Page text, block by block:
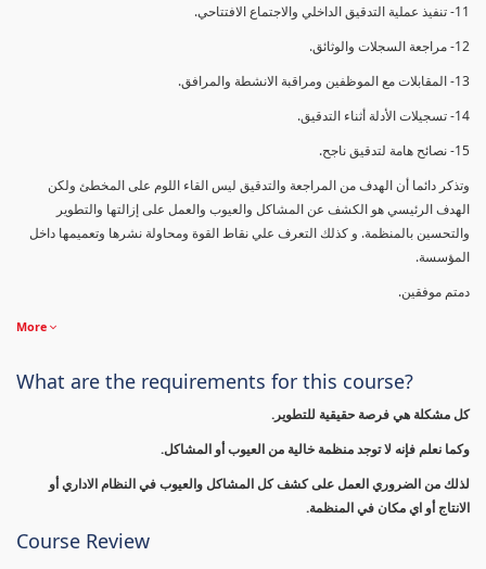
11- تنفيذ عملية التدقيق الداخلي والاجتماع الافتتاحي.
12- مراجعة السجلات والوثائق.
13- المقابلات مع الموظفين ومراقبة الانشطة والمرافق.
14- تسجيلات الأدلة أثناء التدقيق.
15- نصائح هامة لتدقيق ناجح.
وتذكر دائما أن الهدف من المراجعة والتدقيق ليس القاء اللوم على المخطئ ولكن
الهدف الرئيسي هو الكشف عن المشاكل والعيوب والعمل على إزالتها والتطوير
والتحسين بالمنظمة. و كذلك التعرف علي نقاط القوة ومحاولة نشرها وتعميمها داخل
المؤسسة.
دمتم موفقين.
More
What are the requirements for this course?
كل مشكلة هي فرصة حقيقية للتطوير.
وكما نعلم فإنه لا توجد منظمة خالية من العيوب أو المشاكل.
لذلك من الضروري العمل على كشف كل المشاكل والعيوب في النظام الاداري أو
الانتاج أو اي مكان في المنظمة.
Course Review